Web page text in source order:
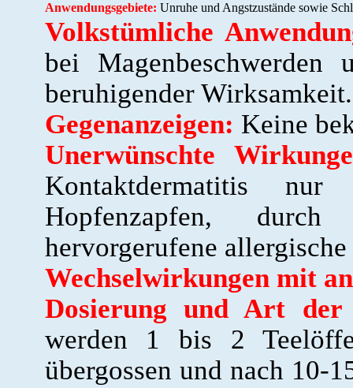
Anwendungsgebiete: Unruhe und Angstzustände sowie
Volkstümliche
bei
beruhigender Wirksamkeit.
Gegenanzeigen: Keine
Unerwünschte
Kontaktdermatitis
Hopfenzapfen,
hervorgerufene
Wechselwirkungen mit
Dosierung und Art der
werden 1 bis 2
übergossen und nach 10-